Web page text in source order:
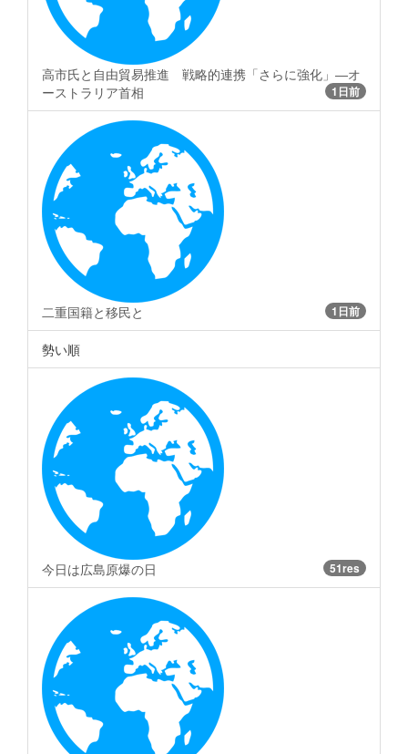
高市氏と自由貿易推進 戦略的連携「さらに強化」―オ
ーストラリア首相
1日前
二重国籍と移民と 1日前
勢い順
今日は広島原爆の日 51res